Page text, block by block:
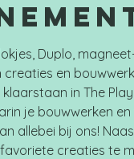
Duplo,
en
in The
je bouwwerken
allebei bij ons!
creaties te